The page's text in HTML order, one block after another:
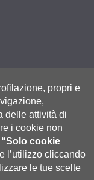
propri e
delle attività di
i cookie non
“Solo cookie
l’utilizzo cliccando
le tue scelte